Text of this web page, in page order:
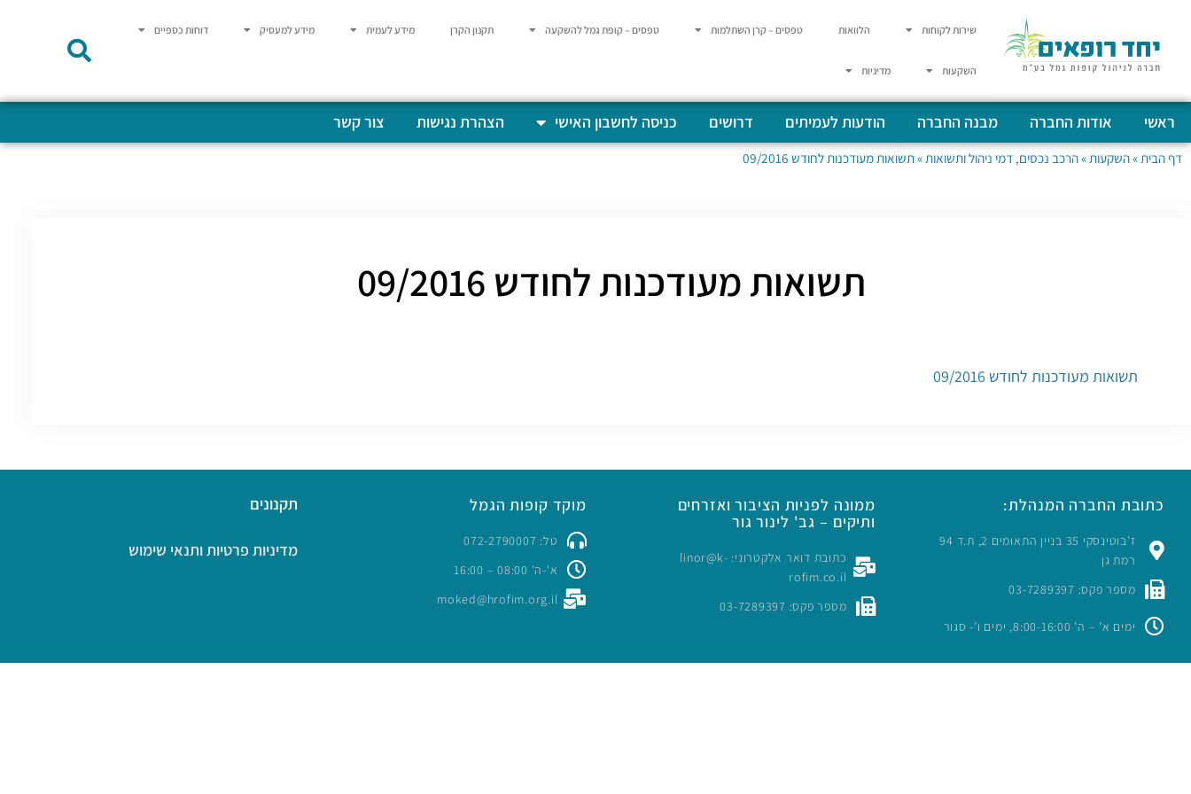
שירות לקוחות הלוואות טפסים – קרן השתלמות טפסים – קופת גמל להשקעה תקנון הקרן מידע לעמית מידע למעסיק דוחות כספיים
השקעות מדיניות
ראשי אודות החברה מבנה החברה הודעות לעמיתים דרושים כניסה לחשבון האישי הצהרת נגישות צור קשר
דף הבית »השקעות »הרכב נכסים, דמי ניהול ותשואות »תשואות מעודכנות לחודש 09/2016
תשואות מעודכנות לחודש 09/2016
תשואות מעודכנות לחודש 09/2016
כתובת החברה המנהלת:
ז’בוטינסקי 35 בניין התאומים 2, ת.ד 94
רמת גן
מספר פקס: 03-7289397
ימים א’ – ה’ 8:00-16:00, ימים ו’- סגור
ממונה לפניות הציבור ואזרחים
ותיקים – גב' לינור גור
כתובת דואר אלקטרוני: linor@k-
rofim.co.il
מספר פקס: 03-7289397
מוקד קופות הגמל
טל: 072-2790007
א'-ה' 08:00 – 16:00
moked@hrofim.org.il
תקנונים
מדיניות פרטיות ותנאי שימוש